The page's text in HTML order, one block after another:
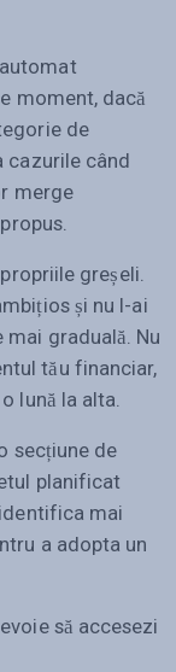
moment, dacă
de
cazurile când
merge
greșeli.
și nu l-ai
graduală. Nu
tău financiar,
lună la alta.
secțiune de
planificat
mai
a adopta un
să accesezi